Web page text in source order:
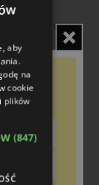
rolnictwo w
medalem
aby
na
cookie
plików
(847)